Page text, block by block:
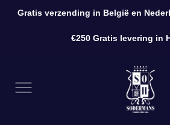
Kleding
Gratis verzending in België en
€250 Gratis levering in